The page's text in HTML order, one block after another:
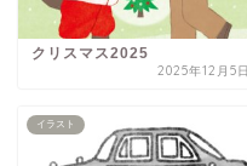
クリスマス2025
2025年12月5日
イラスト